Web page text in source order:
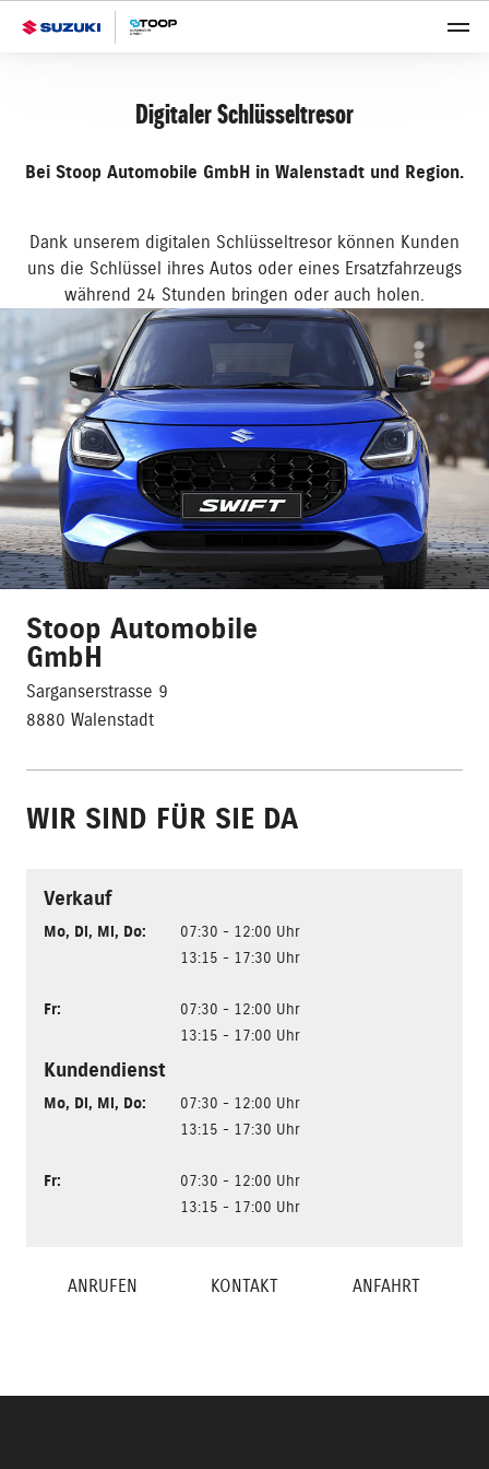
Digitaler Schlüsseltresor
Bei Stoop Automobile GmbH in Walenstadt und Region.
Dank unserem digitalen Schlüsseltresor können Kunden
uns die Schlüssel ihres Autos oder eines Ersatzfahrzeugs
während 24 Stunden bringen oder auch holen.
Stoop Automobile
GmbH
Sarganserstrasse 9
8880 Walenstadt
WIR SIND FÜR SIE DA
Verkauf
Mo, Di, Mi, Do:
07:30 - 12:00 Uhr
13:15 - 17:30 Uhr
Fr:
07:30 - 12:00 Uhr
13:15 - 17:00 Uhr
Kundendienst
Mo, Di, Mi, Do:
07:30 - 12:00 Uhr
13:15 - 17:30 Uhr
Fr:
07:30 - 12:00 Uhr
13:15 - 17:00 Uhr
ANRUFEN KONTAKT ANFAHRT